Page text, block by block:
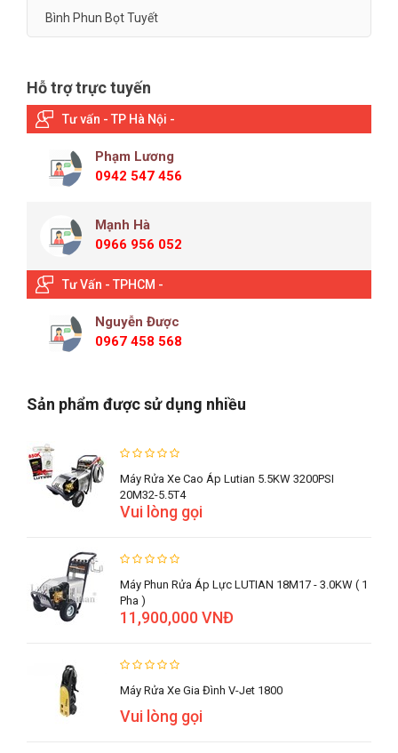
Bình Phun Bọt Tuyết
Hỗ trợ trực tuyến
Tư vấn - TP Hà Nội -
Phạm Lương
0942 547 456
Mạnh Hà
0966 956 052
Tư Vấn - TPHCM -
Nguyễn Được
0967 458 568
Sản phẩm được sử dụng nhiều
Máy Rửa Xe Cao Áp Lutian 5.5KW 3200PSI
20M32-5.5T4
Vui lòng gọi
Máy Phun Rửa Áp Lực LUTIAN 18M17 - 3.0KW ( 1
Pha )
11,900,000 VNĐ
Máy Rửa Xe Gia Đình V-Jet 1800
Vui lòng gọi